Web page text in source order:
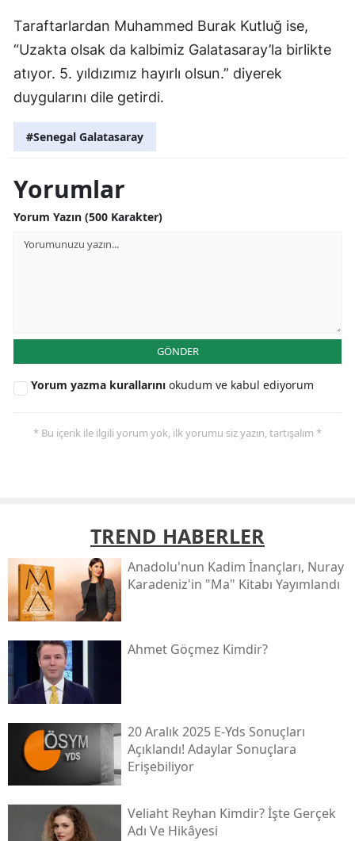
Taraftarlardan Muhammed Burak Kutluğ ise,
“Uzakta olsak da kalbimiz Galatasaray’la birlikte
atıyor. 5. yıldızımız hayırlı olsun.” diyerek
duygularını dile getirdi.
#Senegal Galatasaray
Yorumlar
Yorum Yazın (500 Karakter)
GÖNDER
Yorum yazma kurallarını okudum ve kabul ediyorum
* Bu içerik ile ilgili yorum yok, ilk yorumu siz yazın, tartışalım *
TREND HABERLER
Anadolu'nun Kadim İnançları, Nuray
Karadeniz'in "ma" Kitabı Yayımlandı
Ahmet Göçmez Kimdir?
20 Aralık 2025 E-Yds Sonuçları
Açıklandı! Adaylar Sonuçlara
Erişebiliyor
Veliaht Reyhan Kimdir? İşte Gerçek
Adı Ve Hikâyesi